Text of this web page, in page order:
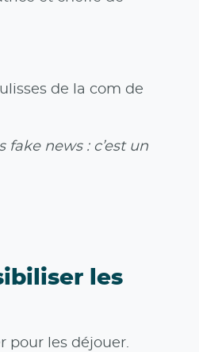
de la com de
news : c’est un
les
pour les déjouer.